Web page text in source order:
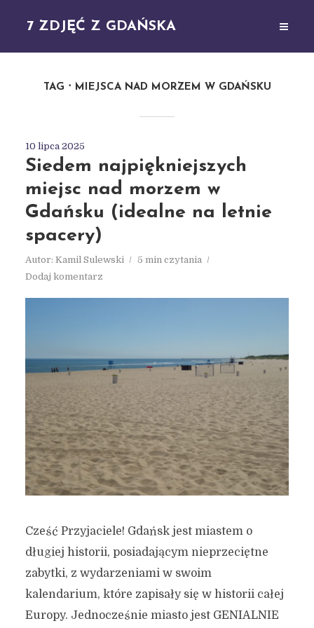
7 ZDJĘĆ Z GDAŃSKA
TAG MIEJSCA NAD MORZEM W GDAŃSKU
10 lipca 2025
Siedem najpiękniejszych
miejsc nad morzem w
Gdańsku (idealne na letnie
spacery)
Autor: Kamil Sulewski
5 min czytania
Dodaj komentarz
Cześć Przyjaciele! Gdańsk jest miastem o
długiej historii, posiadającym nieprzeciętne
zabytki, z wydarzeniami w swoim
kalendarium, które zapisały się w historii całej
Europy. Jednocześnie miasto jest GENIALNIE